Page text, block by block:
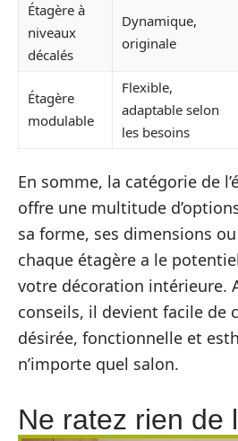
Étagère à
niveaux
décalés
Dynamique,
originale
Étagère
modulable
Flexible,
adaptable selon
les besoins
En somme, la catégorie de
offre une multitude
sa forme, ses dimensions
chaque étagère a le
votre décoration intérieure.
conseils, il devient facile de
désirée, fonctionnelle et
n’importe quel salon.
Ne ratez rien de